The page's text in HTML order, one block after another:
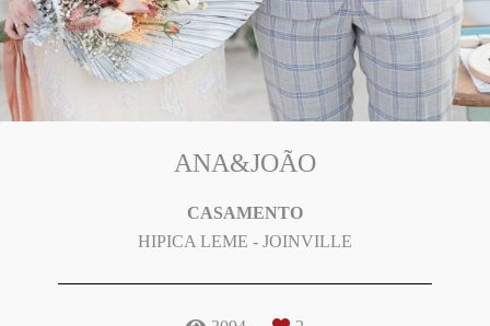
ANA&JOÃO
CASAMENTO
HIPICA LEME - JOINVILLE